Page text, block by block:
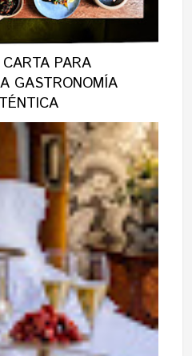
PARA
GASTRONOMÍA